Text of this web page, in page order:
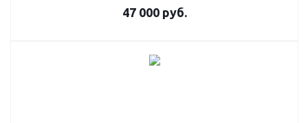
47 000 руб.